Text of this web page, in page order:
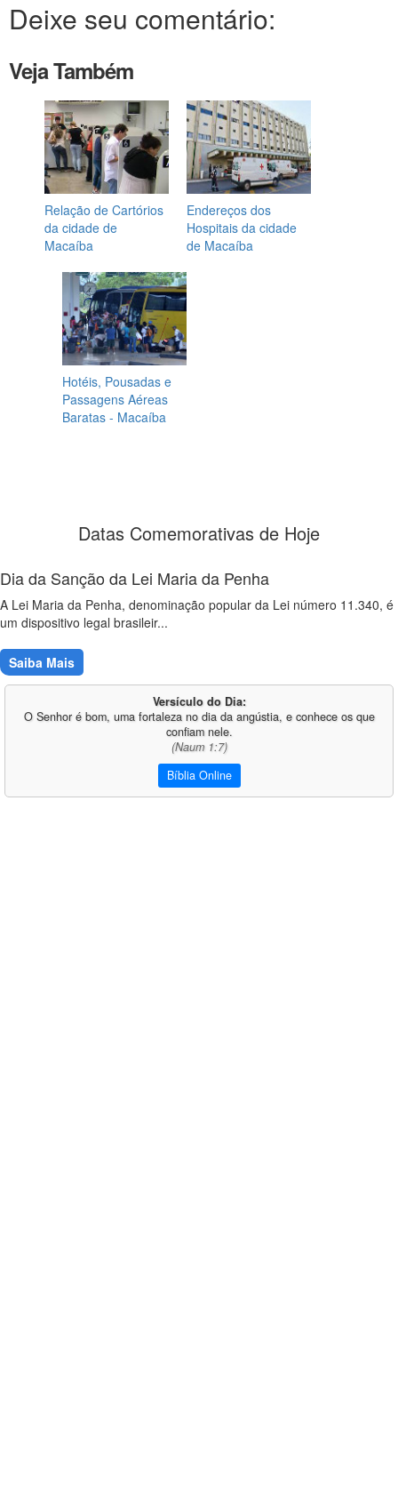
Deixe seu comentário:
Veja Também
Relação de Cartórios
da cidade de
Macaíba
Endereços dos
Hospitais da cidade
de Macaíba
Hotéis, Pousadas e
Passagens Aéreas
Baratas - Macaíba
Datas Comemorativas de Hoje
Dia da Sanção da Lei Maria da Penha
A Lei Maria da Penha, denominação popular da Lei número 11.340, é
um dispositivo legal brasileir...
Saiba Mais
Versículo do Dia:
O Senhor é bom, uma fortaleza no dia da angústia, e conhece os que
confiam nele.
(Naum 1:7)
Bíblia Online